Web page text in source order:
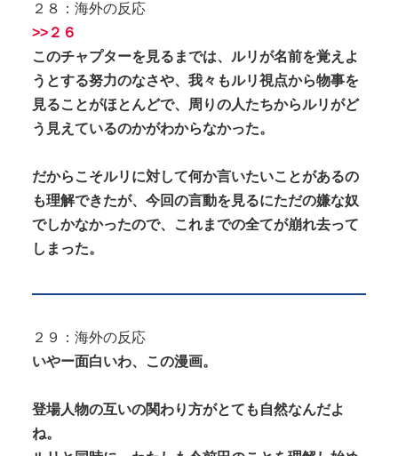
２８：海外の反応
>>２６
このチャプターを見るまでは、ルリが名前を覚えよ
うとする努力のなさや、我々もルリ視点から物事を
見ることがほとんどで、周りの人たちからルリがど
う見えているのかがわからなかった。
だからこそルリに対して何か言いたいことがあるの
も理解できたが、今回の言動を見るにただの嫌な奴
でしかなかったので、これまでの全てが崩れ去って
しまった。
２９：海外の反応
いやー面白いわ、この漫画。
登場人物の互いの関わり方がとても自然なんだよ
ね。